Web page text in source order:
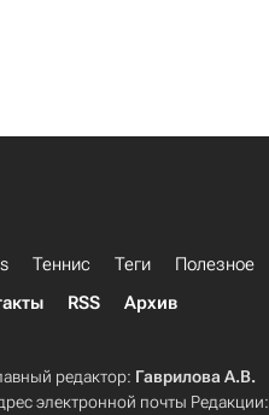
Теннис Теги
Полезное
RSS Архив
редактор: Гаврилова А.В.
электронной почты Редакции: